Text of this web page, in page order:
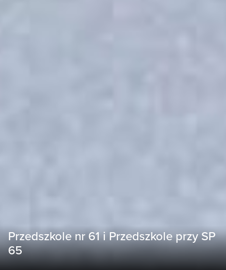
Przedszkole nr 61 i Przedszkole przy SP
65